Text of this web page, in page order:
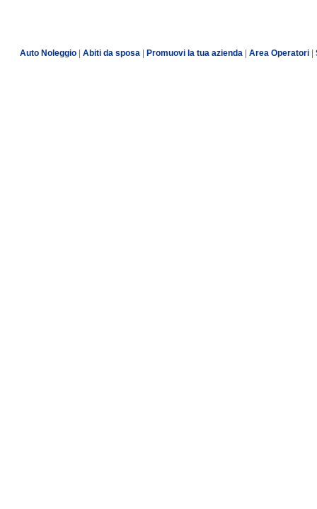
Auto Noleggio Abiti da sposa Promuovi la tua azienda Area Operatori